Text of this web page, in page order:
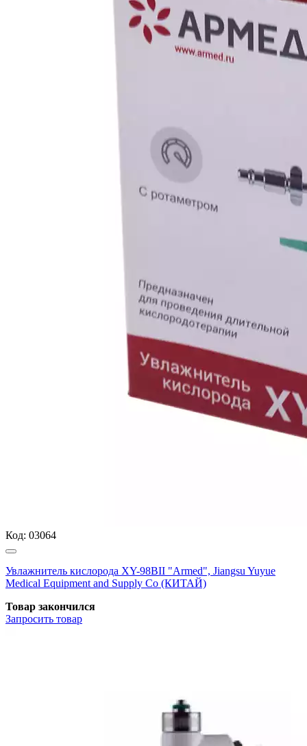
Код: 03064
Увлажнитель кислорода XY-98BII "Armed", Jiangsu Yuyue
Medical Equipment and Supply Co (КИТАЙ)
Товар закончился
Запросить товар